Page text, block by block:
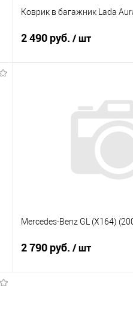
Коврик в багажник Lada
2 490 руб. / шт
Купить в 1 клик
Mercedes-Benz GL (X164)
2 790 руб. / шт